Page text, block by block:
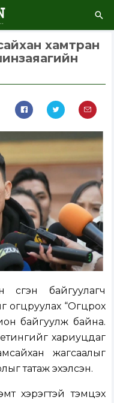
хамтран
байгуулагч
огцруулах “Огцрох
байгуулж байна.
хариуцдаг
жагсаалыг
татаж эхэлсэн.
хэрэгтэй тэмцэх